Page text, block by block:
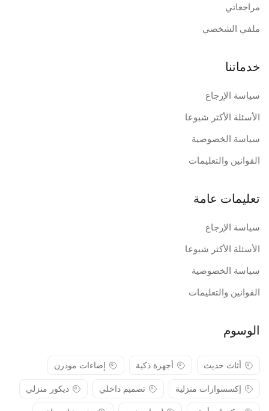
مراجعاتي
ملفي الشخصي
خدماتنا
سياسة الإرجاع
الأسئلة الأكثر شيوعا
سياسة الخصوصية
القوانين والتعليمات
تعليمات عامة
سياسة الإرجاع
الأسئلة الأكثر شيوعا
سياسة الخصوصية
القوانين والتعليمات
الوسوم
أثاث حديث أجهزة ذكية
إضاءات مودرن
إكسسوارات منزلية
تصميم داخلي
ديكور منزلي